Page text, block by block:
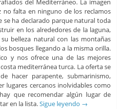
del Mediterráneo. La imagen
no falta en ninguno de los reclamos
se ha declarado parque natural toda
en los alrededores de la laguna,
belleza natural con las montañas
bosques llegando a la misma orilla.
y nos ofrece una de las mejores
mediterránea turca. La oferta se
hacer parapente, submarinismo,
lugares cercanos inolvidables como
que recomendar algún lugar de
en la lista.Sigue leyendo →